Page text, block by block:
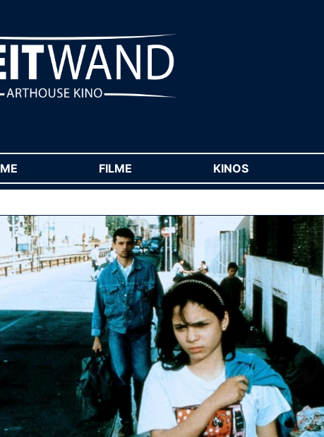
FILME KINOS